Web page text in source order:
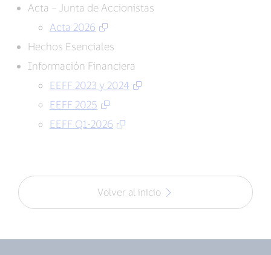
Acta – Junta de Accionistas
Acta 2026
Hechos Esenciales
Información Financiera
EEFF 2023 y 2024
EEFF 2025
EEFF Q1-2026
Volver al inicio